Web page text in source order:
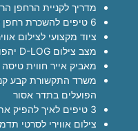
מדריך לקניית הרחפן
6 טיפים להשכרת רחפן לצילום אווירי
ציוד מקצועי לצילום
מצב צילום D-LOG יהפוך לך את הצילומים למרשימים יותר
מאביק אייר חווית
הפועלים בתדר אסור
3 טיפים לאיך להפיק את השוט צילום אווירי המדהים ביותר
צילום אווירי לסרטי